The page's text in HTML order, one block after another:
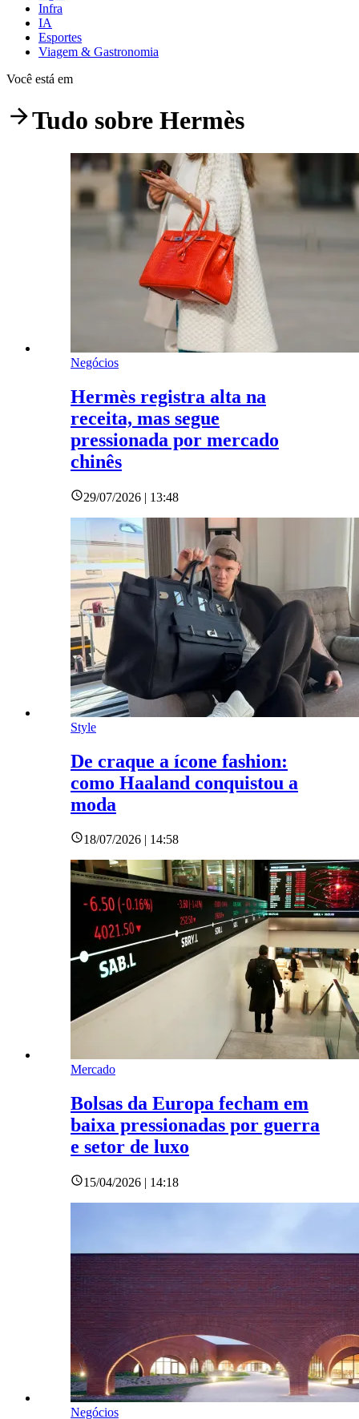
Infra
IA
Esportes
Viagem & Gastronomia
Você está em
Tudo sobre Hermès
Negócios
Hermès registra alta na
receita, mas segue
pressionada por mercado
chinês
29/07/2026 | 13:48
Style
De craque a ícone fashion:
como Haaland conquistou a
moda
18/07/2026 | 14:58
Mercado
Bolsas da Europa fecham em
baixa pressionadas por guerra
e setor de luxo
15/04/2026 | 14:18
Negócios